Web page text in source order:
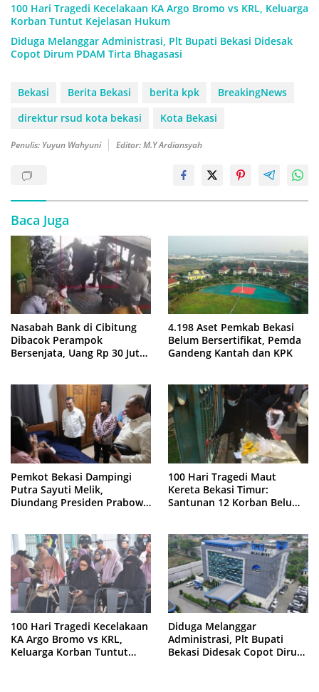
100 Hari Tragedi Kecelakaan KA Argo Bromo vs KRL, Keluarga
Korban Tuntut Kejelasan Hukum
Diduga Melanggar Administrasi, Plt Bupati Bekasi Didesak
Copot Dirum PDAM Tirta Bhagasasi
Bekasi Berita Bekasi berita kpk
BreakingNews
direktur rsud kota bekasi
Kota Bekasi
Penulis: Yuyun Wahyuni Editor: M.Y Ardiansyah
Baca Juga
Nasabah Bank di Cibitung
Dibacok Perampok
Bersenjata, Uang Rp 30 Juta
4.198 Aset Pemkab Bekasi
Belum Bersertifikat, Pemda
Gandeng Kantah dan KPK
Pemkot Bekasi Dampingi
Putra Sayuti Melik,
Diundang Presiden Prabowo
100 Hari Tragedi Maut
Kereta Bekasi Timur:
Santunan 12 Korban Belum
100 Hari Tragedi Kecelakaan
KA Argo Bromo vs KRL,
Keluarga Korban Tuntut
Diduga Melanggar
Administrasi, Plt Bupati
Bekasi Didesak Copot Dirum